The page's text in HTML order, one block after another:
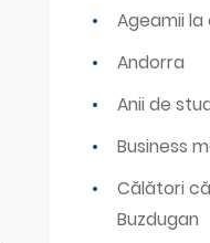
Ageamii la
Andorra
Anii de
Business
Călători
Buzdugan